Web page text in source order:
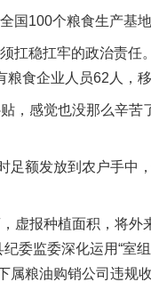
国100个粮食生产基地
扛稳扛牢的政治责任
粮食企业人员62人
感觉也没那么辛苦
额发放到农户手中
报种植面积，将外来
监委深化运用“室组
粮油购销公司违规